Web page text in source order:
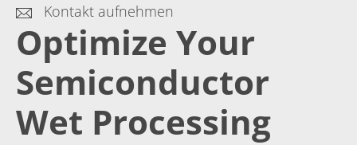
Kontakt aufnehmen
Optimize Your
Semiconductor
Wet Processing